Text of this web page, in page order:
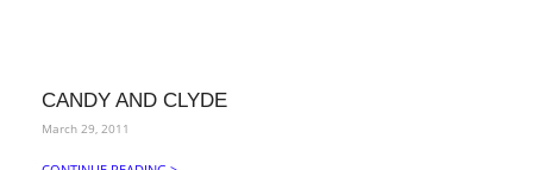
CANDY AND CLYDE
March 29, 2011